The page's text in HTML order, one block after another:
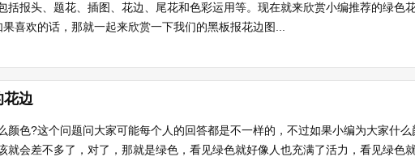
括报头、题花、插图、花边、尾花和色彩运用等。现在就来欣赏小编推荐的绿色
喜欢的话，那就一起来欣赏一下我们的黑板报花边图...
边
颜色?这个问题问大家可能每个人的回答都是不一样的，不过如果小编为大家什
就会差不多了，对了，那就是绿色，看见绿色就好像人也充满了活力，看见绿色